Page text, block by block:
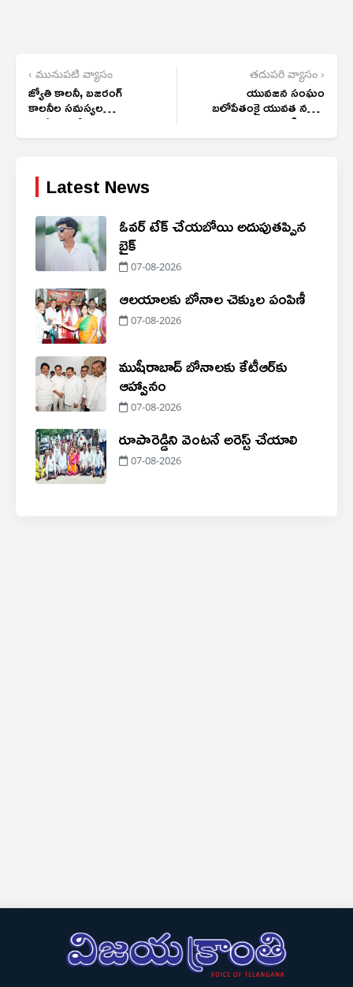
‹ మునుపటి వ్యాసం
జ్యోతి కాలనీ, బజరంగ్
కాలనీల సమస్యల
పరిష్కారానికి కృషి
తదుపరి వ్యాసం ›
యువజన సంఘం
బలోపేతంకై యువత నడుం
బిగించాలి
Latest News
ఓవర్ టేక్ చేయబోయి అదుపుతప్పిన
బైక్
07-08-2026
ఆలయాలకు బోనాల చెక్కుల పంపిణీ
07-08-2026
ముషీరాబాద్ బోనాలకు కేటీఆర్‌కు
ఆహ్వానం
07-08-2026
రూపారెడ్డిని వెంటనే అరెస్ట్ చేయాలి
07-08-2026